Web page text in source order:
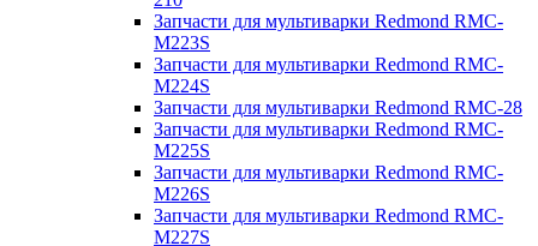
Запчасти для мультиварки Redmond RMC-
M223S
Запчасти для мультиварки Redmond RMC-
M224S
Запчасти для мультиварки Redmond RMC-28
Запчасти для мультиварки Redmond RMC-
M225S
Запчасти для мультиварки Redmond RMC-
M226S
Запчасти для мультиварки Redmond RMC-
M227S